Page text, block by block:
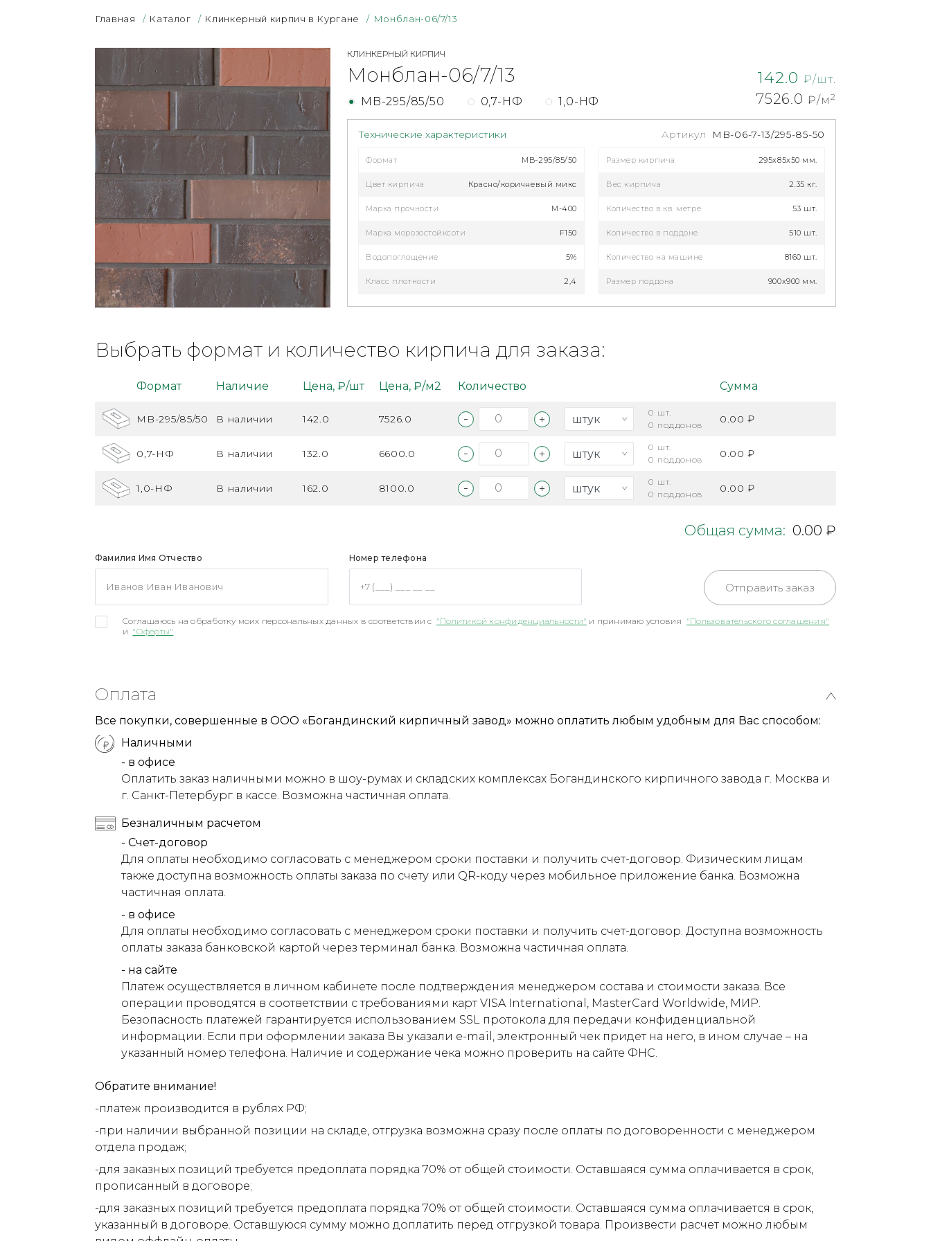
Главная / Каталог / Клинкерный кирпич в Кургане / Монблан-06/7/13
КЛИНКЕРНЫЙ КИРПИЧ
Монблан-06/7/13 142.0 ₽/шт.
7526.0 ₽/м 2
MB-295/85/50 0,7-НФ 1,0-НФ
Технические характеристики Артикул MB-06-7-13/295-85-50
Формат MB-295/85/50
Цвет кирпича Красно/коричневый микс
Марка прочности М-400
Марка морозостойксоти F150
Водопоглощение 5%
Класс плотности 2,4
Размер кирпича 295x85x50 мм.
Вес кирпича 2.35 кг.
Количество в кв. метре 53 шт.
Количество в поддоне 510 шт.
Количество на машине 8160 шт.
Размер поддона 900x900 мм.
Выбрать формат и количество кирпича для заказа:
Формат Наличие Цена, ₽/шт Цена, ₽/м2 Количество Сумма
MB-295/85/50 В наличии 142.0 7526.0 0 шт.
0 поддонов 0.00 ₽
0,7-НФ В наличии 132.0 6600.0 0 шт.
0 поддонов 0.00 ₽
1,0-НФ В наличии 162.0 8100.0 0 шт.
0 поддонов 0.00 ₽
Общая сумма: 0.00 ₽
Фамилия Имя Отчество Номер телефона
Отправить заказ
Соглашаюсь на обработку моих персональных данных в соответствии с "Политикой конфиденциальности" и принимаю условия "Пользовательского соглашения"
и "Оферты"
Оплата
Все покупки, совершенные в ООО «Богандинский кирпичный завод» можно оплатить любым удобным для Вас способом:
Наличными
- в офисе
Оплатить заказ наличными можно в шоу-румах и складских комплексах Богандинского кирпичного завода г. Москва и
г. Санкт-Петербург в кассе. Возможна частичная оплата.
Безналичным расчетом
- Счет-договор
Для оплаты необходимо согласовать с менеджером сроки поставки и получить счет-договор. Физическим лицам
также доступна возможность оплаты заказа по счету или QR-коду через мобильное приложение банка. Возможна
частичная оплата.
- в офисе
Для оплаты необходимо согласовать с менеджером сроки поставки и получить счет-договор. Доступна возможность
оплаты заказа банковской картой через терминал банка. Возможна частичная оплата.
- на сайте
Платеж осуществляется в личном кабинете после подтверждения менеджером состава и стоимости заказа. Все
операции проводятся в соответствии с требованиями карт VISA International, MasterCard Worldwide, МИР.
Безопасность платежей гарантируется использованием SSL протокола для передачи конфиденциальной
информации. Если при оформлении заказа Вы указали e-mail, электронный чек придет на него, в ином случае – на
указанный номер телефона. Наличие и содержание чека можно проверить на сайте ФНС.
Обратите внимание!
-платеж производится в рублях РФ;
-при наличии выбранной позиции на складе, отгрузка возможна сразу после оплаты по договоренности с менеджером
отдела продаж;
-для заказных позиций требуется предоплата порядка 70% от общей стоимости. Оставшаяся сумма оплачивается в срок,
прописанный в договоре;
-для заказных позиций требуется предоплата порядка 70% от общей стоимости. Оставшаяся сумма оплачивается в срок,
указанный в договоре. Оставшуюся сумму можно доплатить перед отгрузкой товара. Произвести расчет можно любым